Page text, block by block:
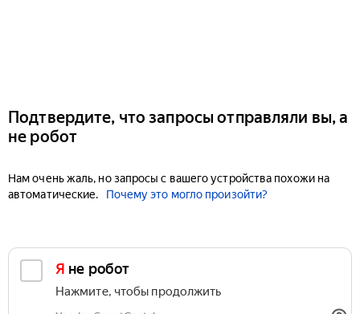
Подтвердите, что запросы отправляли вы, а
не робот
Нам очень жаль, но запросы с вашего устройства похожи на
автоматические.
Почему это могло произойти?
Я не робот
Нажмите, чтобы продолжить